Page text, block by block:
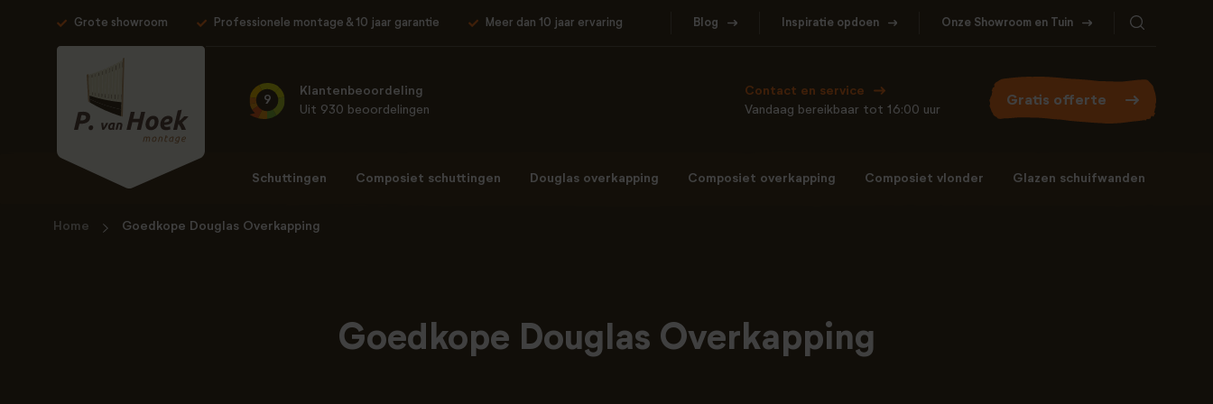
Grote showroom Professionele montage & 10 jaar garantie Meer dan 10 jaar ervaring Blog Inspiratie opdoen Onze Showroom en Tuin
9
Klantenbeoordeling
Uit 930 beoordelingen
Contact en service
Vandaag bereikbaar tot 16:00 uur
Gratis offerte
Schuttingen Composiet schuttingen Douglas overkapping Composiet overkapping Composiet vlonder Glazen schuifwanden
Home Goedkope Douglas Overkapping
Goedkope Douglas Overkapping